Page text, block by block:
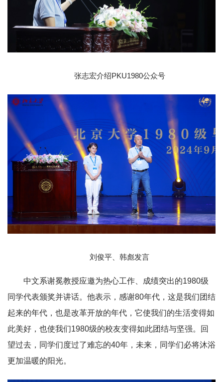
张志宏介绍PKU1980公众号
刘俊平、韩彪发言
中文系谢冕教授应邀为热心工作、成绩突出的1980级
同学代表颁奖并讲话。他表示，感谢80年代，这是我们团结
起来的年代，也是改革开放的年代，它使我们的生活变得如
此美好，也使我们1980级的校友变得如此团结与坚强。回
望过去，同学们度过了难忘的40年，未来，同学们必将沐浴
更加温暖的阳光。